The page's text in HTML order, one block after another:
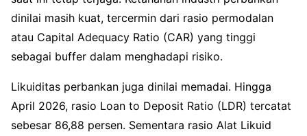
dinilai masih kuat, tercermin dari rasio permodalan
atau Capital Adequacy Ratio (CAR) yang tinggi
sebagai buffer dalam menghadapi risiko.
Likuiditas perbankan juga dinilai memadai. Hingga
April 2026, rasio Loan to Deposit Ratio (LDR) tercatat
sebesar 86,88 persen. Sementara rasio Alat Likuid